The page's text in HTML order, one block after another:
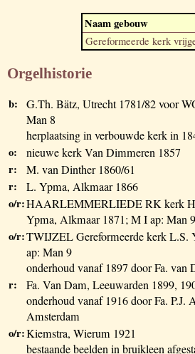
Naam gebouw
Gereformeerde kerk
Orgelhistorie
b:
G.Th. Bätz, Utrecht 1781/82 voor
Man 8
herplaatsing in verbouwde kerk in
o: nieuwe kerk Van Dimmeren 1857
r: M. van Dinther 1860/61
r: L. Ypma, Alkmaar 1866
o/r:HAARLEMMERLIEDE RK kerk H
Ypma, Alkmaar 1871; M I ap: Man 9
o/r:TWIJZEL Gereformeerde kerk
ap: Man 9
onderhoud vanaf 1897 door Fa. van
r:
Fa. Van Dam, Leeuwarden 1899,
onderhoud vanaf 1916 door Fa. P.J.
Amsterdam
o/r:Kiemstra, Wierum 1921
bestaande beelden in bruikleen